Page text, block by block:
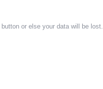
or else your data will be lost.